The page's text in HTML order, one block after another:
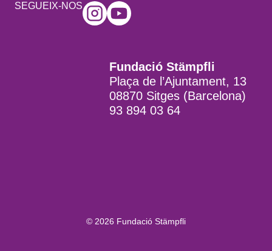
SEGUEIX-NOS
Fundació Stämpfli
Plaça de l’Ajuntament, 13
08870 Sitges (Barcelona)
93 894 03 64
© 2026 Fundació Stämpfli